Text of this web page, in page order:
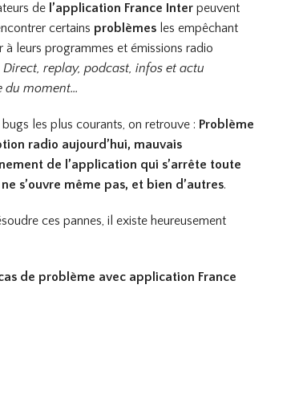
de l’application France Inter peuvent
certains problèmes les empêchant
à leurs programmes et émissions radio
Direct, replay, podcast, infos et actu
du moment…
bugs les plus courants, on retrouve : Problème
radio aujourd’hui, mauvais
de l’application qui s’arrête toute
s’ouvre même pas, et bien d’autres.
ces pannes, il existe heureusement
de problème avec application France